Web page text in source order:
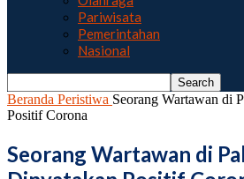
Pariwisata
Pemerintahan
Nasional
Beranda Peristiwa Seorang Wartawan di
Positif Corona
Seorang Wartawan di